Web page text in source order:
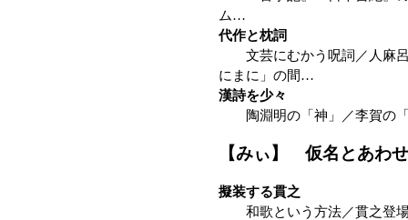
ム…
代作と枕詞
文芸にむかう呪詞／人麻呂
にまに」の間…
漢詩を少々
陶淵明の「神」／李賀の
【みぃ】 仮名とあわ
擬装する貫之
和歌という方法／貫之登場